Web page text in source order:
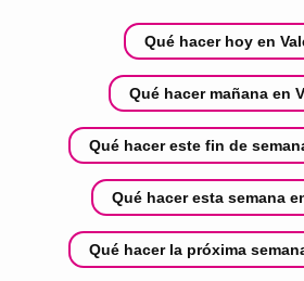
Qué hacer hoy en
Qué hacer mañana en
Qué hacer este fin de
Qué hacer esta semana
Qué hacer la próxima